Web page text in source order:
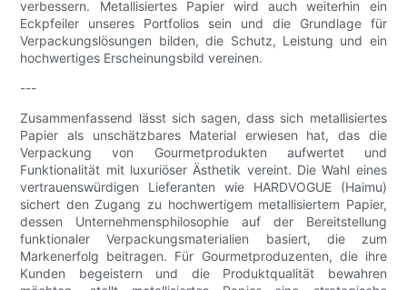
verbessern. Metallisiertes Papier wird auch weiterhin ein
Eckpfeiler unseres Portfolios sein und die Grundlage für
Verpackungslösungen bilden, die Schutz, Leistung und ein
hochwertiges Erscheinungsbild vereinen.
---
Zusammenfassend lässt sich sagen, dass sich metallisiertes
Papier als unschätzbares Material erwiesen hat, das die
Verpackung von Gourmetprodukten aufwertet und
Funktionalität mit luxuriöser Ästhetik vereint. Die Wahl eines
vertrauenswürdigen Lieferanten wie HARDVOGUE (Haimu)
sichert den Zugang zu hochwertigem metallisiertem Papier,
dessen Unternehmensphilosophie auf der Bereitstellung
funktionaler Verpackungsmaterialien basiert, die zum
Markenerfolg beitragen. Für Gourmetproduzenten, die ihre
Kunden begeistern und die Produktqualität bewahren